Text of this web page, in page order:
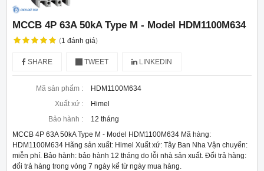
MCCB 4P 63A 50kA Type M - Model HDM1100M634
(1 đánh giá)
SHARE TWEET LINKEDIN
Mã sản phẩm :
HDM1100M634
Xuất xứ :
Himel
Bảo hành :
12 tháng
MCCB 4P 63A 50kA Type M - Model HDM1100M634 Mã hàng:
HDM1100M634 Hãng sản xuất: Himel Xuất xứ: Tây Ban Nha Vận chuyển:
miễn phí. Bảo hành: bảo hành 12 tháng do lỗi nhà sản xuất. Đổi trả hàng:
đổi trả hàng trong vòng 7 ngày kể từ ngày mua hàng.